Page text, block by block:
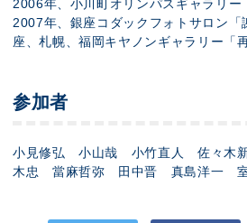
2006年、小川町オリンパスギャラリー
2007年、銀座コダックフォトサロン
座、札幌、福岡キヤノンギャラリー「
参加者
小見修弘 小山哉 小竹直人 佐々木
木忠 當麻哲弥 田中晋 真島洋一 室